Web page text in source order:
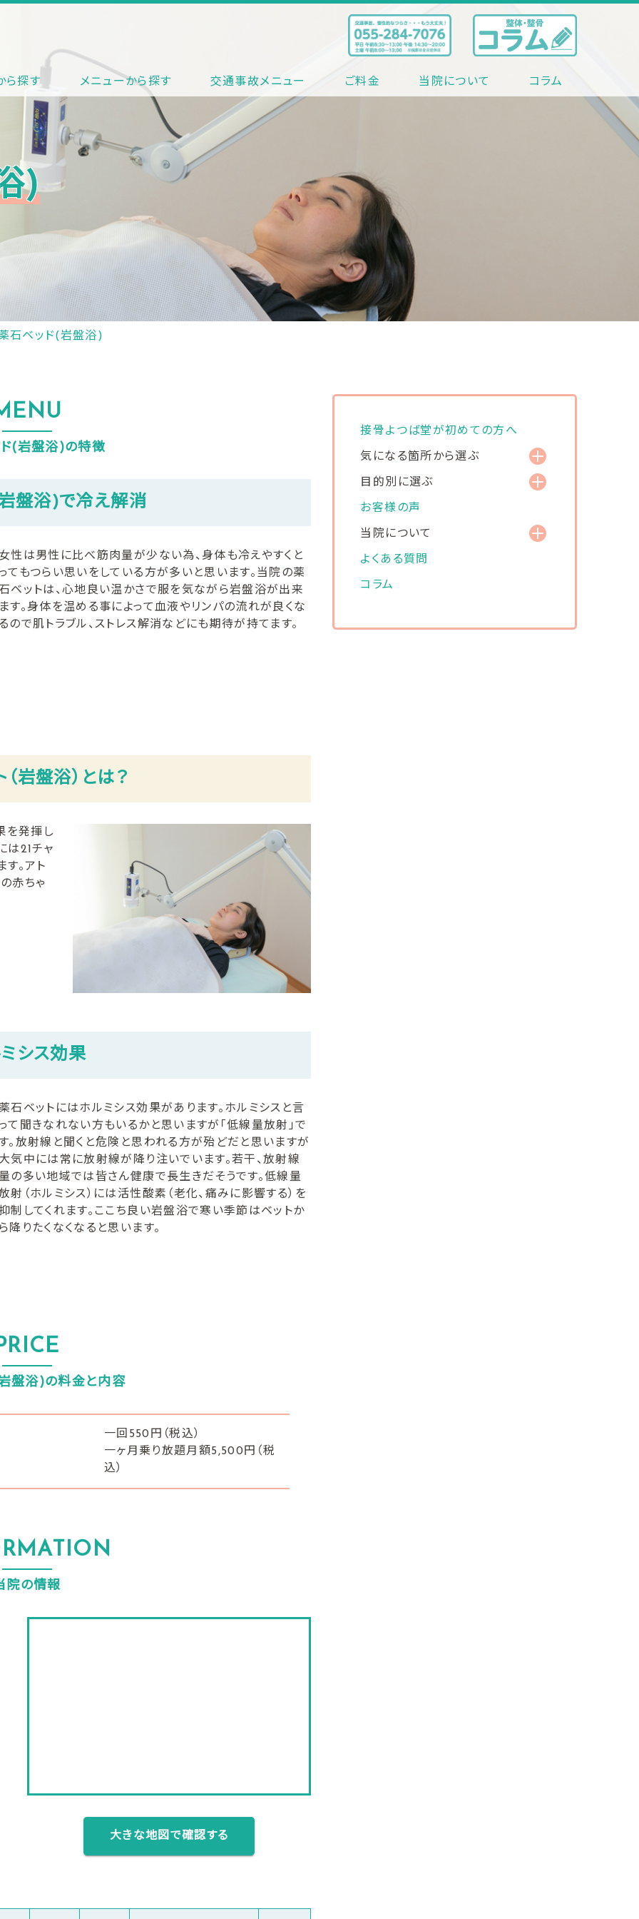
ら探す メニューから探す 交通事故メニュー ご料金 当院について コラム
)
石ベッド(岩盤浴)
接骨よつば堂が初めての方へ
気になる箇所から選ぶ
目的別に選ぶ
お客様の声
当院について
よくある質問
コラム
(岩盤浴)の特徴
盤浴)で冷え解消
性は男性に比べ筋肉量が少ない為、身体も冷えやすくと
てもつらい思いをしている方が多いと思います。当院の薬
ベットは、心地良い温かさで服を気ながら岩盤浴が出来
す。身体を温める事によって血液やリンパの流れが良くな
ので肌トラブル、ストレス解消などにも期待が持てます。
岩盤浴）とは？
を発揮し
は21チャ
。アト
赤ちゃ
シス効果
石ベットにはホルミシス効果があります。ホルミシスと言
て聞きなれない方もいるかと思いますが「低線量放射」で
。放射線と聞くと危険と思われる方が殆どだと思いますが
気中には常に放射線が降り注いでいます。若干、放射線
の多い地域では皆さん健康で長生きだそうです。低線量
射（ホルミシス）には活性酸素（老化、痛みに影響する）を
制してくれます。ここち良い岩盤浴で寒い季節はベットか
降りたくなくなると思います。
盤浴)の料金と内容
一回550円（税込）
一ヶ月乗り放題月額5,500円（税
込）
院の情報
大きな地図で確認する